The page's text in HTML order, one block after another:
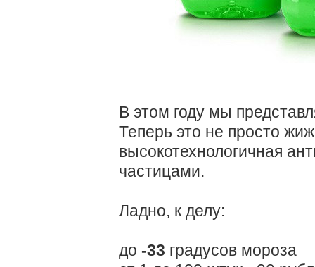
В этом году мы
Теперь это не просто
высокотехнологичная
частицами.
Ладно, к делу:
до -33 градусов мороза